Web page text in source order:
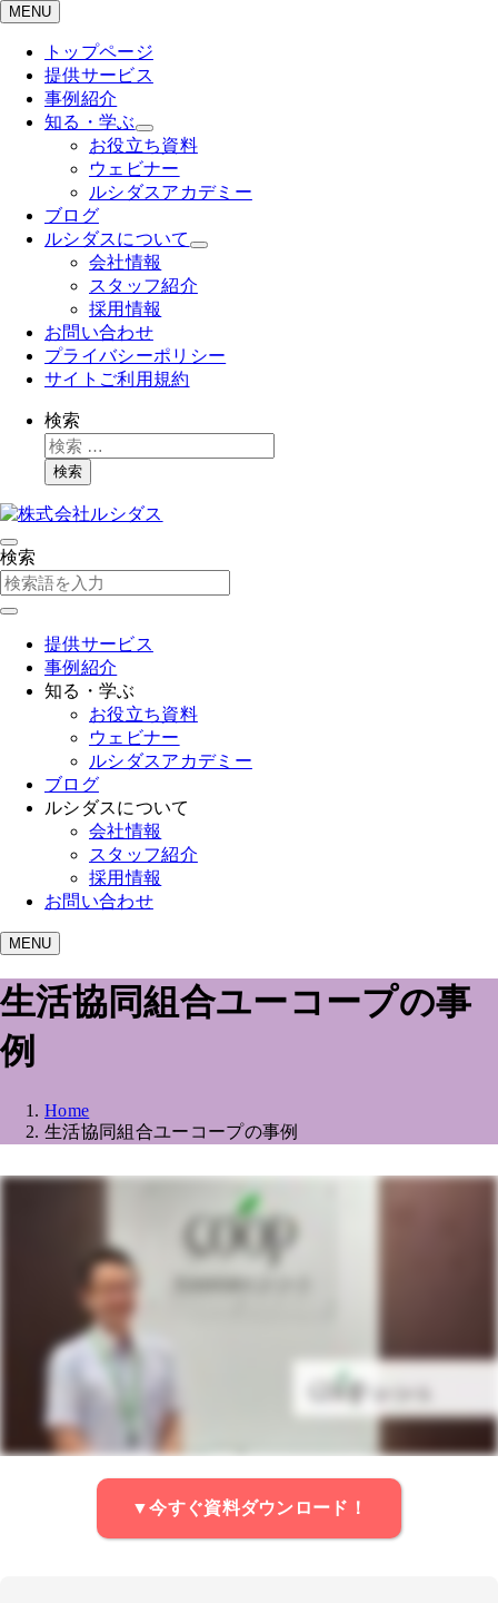
MENU
トップページ
提供サービス
事例紹介
知る・学ぶ
お役立ち資料
ウェビナー
ルシダスアカデミー
ブログ
ルシダスについて
会社情報
スタッフ紹介
採用情報
お問い合わせ
プライバシーポリシー
サイトご利用規約
検索
検索
検索
提供サービス
事例紹介
知る・学ぶ
お役立ち資料
ウェビナー
ルシダスアカデミー
ブログ
ルシダスについて
会社情報
スタッフ紹介
採用情報
お問い合わせ
MENU
生活協同組合ユーコープの事
例
Home
生活協同組合ユーコープの事例
▼今すぐ資料ダウンロード！